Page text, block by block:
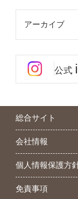
アーカイブ
公式
総合サイト
会社情報
個人情報保護方
免責事項